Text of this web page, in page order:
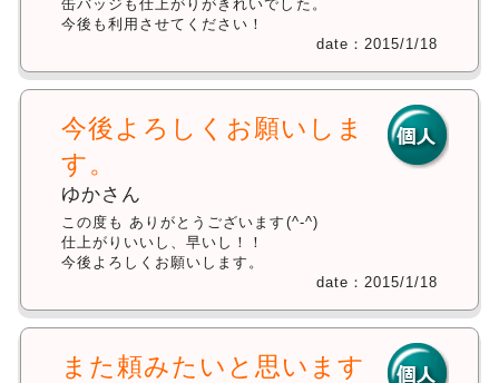
缶バッジも仕上がりがきれいでした。
今後も利用させてください！
date：2015/1/18
今後よろしくお願いしま
す。
ゆかさん
この度も ありがとうございます(^-^)
仕上がりいいし、早いし！！
今後よろしくお願いします。
date：2015/1/18
また頼みたいと思います